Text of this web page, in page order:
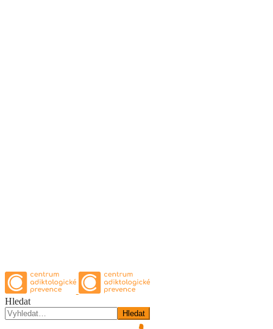
Hledat
Hledat